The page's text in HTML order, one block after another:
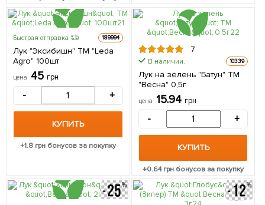
Быстрая отправка 189994
Лук "Эксибишн" ТМ "Leda
Agro" 100шт
цена 45 грн
- +
КУПИТЬ
+1.8 грн бонусов за покупку
7
В наличии. 10339
Лук на зелень "Батун" ТМ
"Весна" 0,5г
цена 15.94 грн
- +
КУПИТЬ
+0.64грн бонусов за покупку